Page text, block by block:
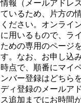
情報（メールアドレ
ているため、片方の
ください。オンライ
に用いるもので、ラ
ための専用のページ
す。なお、お申し込
時点で、順番にマイ
ンバー登録はどちら
ディ登録のメールア
ス追加までにお時間